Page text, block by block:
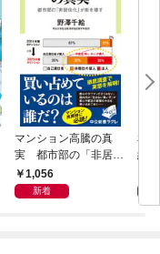
マンション高騰の真
実 都市部の「非居住
化」が街を壊す
1,056
新着
私
紀